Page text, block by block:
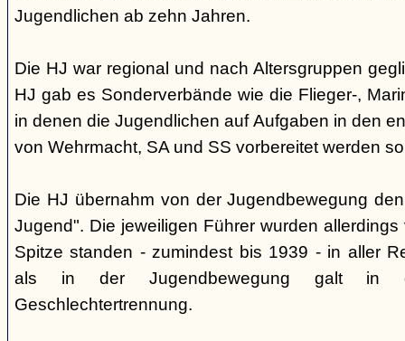
Jugendlichen ab zehn Jahren.
Die HJ war regional und nach Altersgruppen
HJ gab es Sonderverbände wie die Flieger-,
in denen die Jugendlichen auf Aufgaben in den
von Wehrmacht, SA und SS vorbereitet werden
Die HJ übernahm von der Jugendbewegung
Jugend". Die jeweiligen Führer wurden
Spitze standen - zumindest bis 1939 - in aller
als in der Jugendbewegung galt in
Geschlechtertrennung.